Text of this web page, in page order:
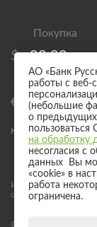
$ 82,00
€ 94,00
Курс валют для
Информация о
с физическими лицами
© 2017 - 2026 АО
АО «Банк
работы с веб-
(небольшие
о предыдущих
на обработку
несогласия с
данных Вы
«cookie» в
работа
ограничена.